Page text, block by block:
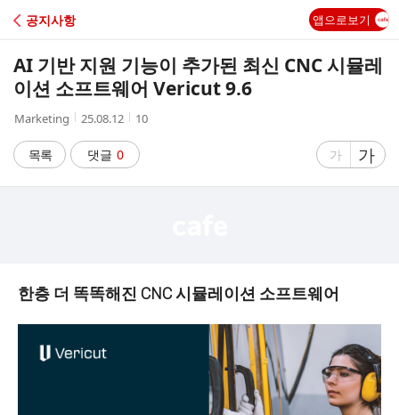
C
공지사항 앱으로보기
AI 기반 지원 기능이 추가된 최신 CNC 시뮬레
이션 소프트웨어 Vericut 9.6
작
자
Marketing
작
시
간
25.08.12
조
수
10
목록 댓글 0
글
게
가
글
자
가
한층 더 똑똑해진 CNC 시뮬레이션 소프트웨어